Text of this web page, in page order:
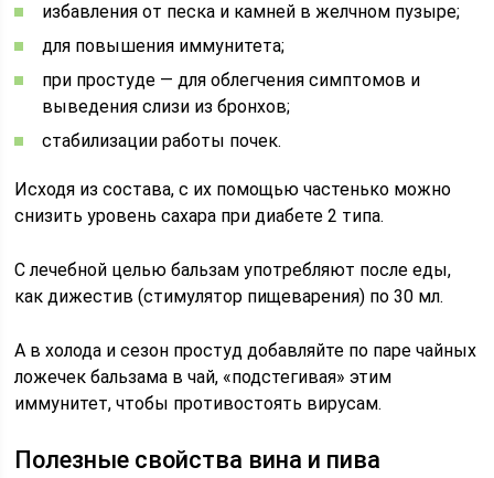
избавления от песка и камней в желчном пузыре;
для повышения иммунитета;
при простуде — для облегчения симптомов и
выведения слизи из бронхов;
стабилизации работы почек.
Исходя из состава, с их помощью частенько можно
снизить уровень сахара при диабете 2 типа.
С лечебной целью бальзам употребляют после еды,
как дижестив (стимулятор пищеварения) по 30 мл.
А в холода и сезон простуд добавляйте по паре чайных
ложечек бальзама в чай, «подстегивая» этим
иммунитет, чтобы противостоять вирусам.
Полезные свойства вина и пива